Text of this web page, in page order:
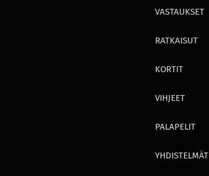
VASTAUKSET
RATKAISUT
KORTIT
VIHJEET
PALAPELIT
YHDISTELMÄT